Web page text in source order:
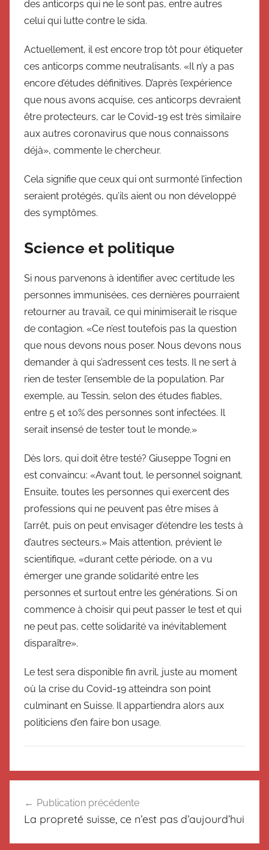
des anticorps qui ne le sont pas, entre autres
celui qui lutte contre le sida.
Actuellement, il est encore trop tôt pour étiqueter
ces anticorps comme neutralisants. «Il n’y a pas
encore d’études définitives. D’après l’expérience
que nous avons acquise, ces anticorps devraient
être protecteurs, car le Covid-19 est très similaire
aux autres coronavirus que nous connaissons
déjà», commente le chercheur.
Cela signifie que ceux qui ont surmonté l’infection
seraient protégés, qu’ils aient ou non développé
des symptômes.
Science et politique
Si nous parvenons à identifier avec certitude les
personnes immunisées, ces dernières pourraient
retourner au travail, ce qui minimiserait le risque
de contagion. «Ce n’est toutefois pas la question
que nous devons nous poser. Nous devons nous
demander à qui s’adressent ces tests. Il ne sert à
rien de tester l’ensemble de la population. Par
exemple, au Tessin, selon des études fiables,
entre 5 et 10% des personnes sont infectées. Il
serait insensé de tester tout le monde.»
Dès lors, qui doit être testé? Giuseppe Togni en
est convaincu: «Avant tout, le personnel soignant.
Ensuite, toutes les personnes qui exercent des
professions qui ne peuvent pas être mises à
l’arrêt, puis on peut envisager d’étendre les tests à
d’autres secteurs.» Mais attention, prévient le
scientifique, «durant cette période, on a vu
émerger une grande solidarité entre les
personnes et surtout entre les générations. Si on
commence à choisir qui peut passer le test et qui
ne peut pas, cette solidarité va inévitablement
disparaître».
Le test sera disponible fin avril, juste au moment
où la crise du Covid-19 atteindra son point
culminant en Suisse. Il appartiendra alors aux
politiciens d’en faire bon usage.
A
u
a
de
Publication précédente
La propreté suisse, ce n’est pas d’aujourd’hui